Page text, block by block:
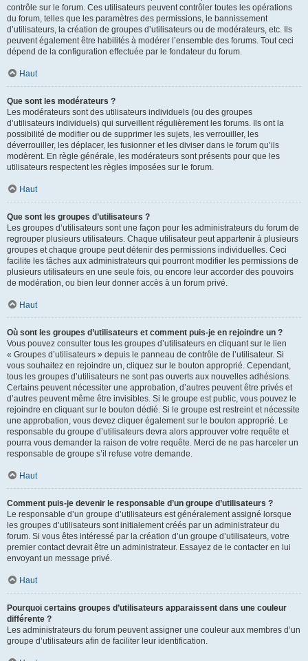
contrôle sur le forum. Ces utilisateurs peuvent contrôler toutes les opérations
du forum, telles que les paramètres des permissions, le bannissement
d’utilisateurs, la création de groupes d’utilisateurs ou de modérateurs, etc. Ils
peuvent également être habilités à modérer l’ensemble des forums. Tout ceci
dépend de la configuration effectuée par le fondateur du forum.
Haut
Que sont les modérateurs ?
Les modérateurs sont des utilisateurs individuels (ou des groupes
d’utilisateurs individuels) qui surveillent régulièrement les forums. Ils ont la
possibilité de modifier ou de supprimer les sujets, les verrouiller, les
déverrouiller, les déplacer, les fusionner et les diviser dans le forum qu’ils
modèrent. En règle générale, les modérateurs sont présents pour que les
utilisateurs respectent les règles imposées sur le forum.
Haut
Que sont les groupes d’utilisateurs ?
Les groupes d’utilisateurs sont une façon pour les administrateurs du forum de
regrouper plusieurs utilisateurs. Chaque utilisateur peut appartenir à plusieurs
groupes et chaque groupe peut détenir des permissions individuelles. Ceci
facilite les tâches aux administrateurs qui pourront modifier les permissions de
plusieurs utilisateurs en une seule fois, ou encore leur accorder des pouvoirs
de modération, ou bien leur donner accès à un forum privé.
Haut
Où sont les groupes d’utilisateurs et comment puis-je en rejoindre un ?
Vous pouvez consulter tous les groupes d’utilisateurs en cliquant sur le lien
« Groupes d’utilisateurs » depuis le panneau de contrôle de l’utilisateur. Si
vous souhaitez en rejoindre un, cliquez sur le bouton approprié. Cependant,
tous les groupes d’utilisateurs ne sont pas ouverts aux nouvelles adhésions.
Certains peuvent nécessiter une approbation, d’autres peuvent être privés et
d’autres peuvent même être invisibles. Si le groupe est public, vous pouvez le
rejoindre en cliquant sur le bouton dédié. Si le groupe est restreint et nécessite
une approbation, vous devez cliquer également sur le bouton approprié. Le
responsable du groupe d’utilisateurs devra alors approuver votre requête et
pourra vous demander la raison de votre requête. Merci de ne pas harceler un
responsable de groupe s’il refuse votre demande.
Haut
Comment puis-je devenir le responsable d’un groupe d’utilisateurs ?
Le responsable d’un groupe d’utilisateurs est généralement assigné lorsque
les groupes d’utilisateurs sont initialement créés par un administrateur du
forum. Si vous êtes intéressé par la création d’un groupe d’utilisateurs, votre
premier contact devrait être un administrateur. Essayez de le contacter en lui
envoyant un message privé.
Haut
Pourquoi certains groupes d’utilisateurs apparaissent dans une couleur
différente ?
Les administrateurs du forum peuvent assigner une couleur aux membres d’un
groupe d’utilisateurs afin de faciliter leur identification.